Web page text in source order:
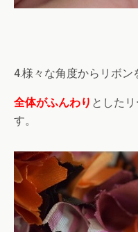
4.様々な角度からリボン
全体がふんわり とした
す。